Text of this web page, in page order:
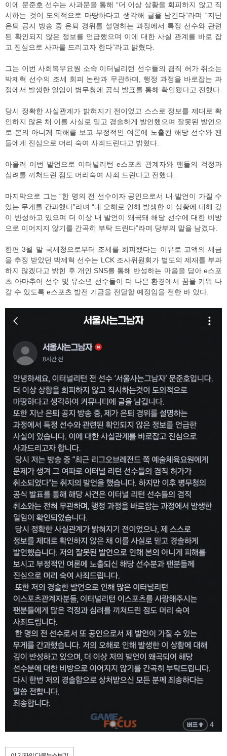
이에 문준호 선수는 사과문을 통해 “더 이상 상황을 회피하지 않고 직
시하는 것이 도의적으로 마땅하다고 생각해 글을 남긴다”라며 “지난
은퇴 공지 방송 중 은퇴 경위를 설명하는 과정에서 특정 선수와 관련
된 확인되지 않은 정보를 언급했으며 이에 대한 사실 관계를 바로 잡
고 진심으로 사과를 드리고자 한다”라고 밝혔다.
그는 이번 사회복무요원 소속 이터널리턴 선수들의 겸직 허가 취소는
박제혁 선수의 조세 회피 논란과 무관하며, 행정 과정을 바로잡는 과
정에서 발생한 일임이 병무청에 공식 발표를 통해 확인됐다고 전했다.
당시 정확한 사실관계가 밝혀지기 전이었고 스스로 정보를 제대로 확
인하지 않은 채 이를 사실로 믿고 경솔하게 발언했으며 잘못된 발언으
로 본의 아니게 피해를 보고 부정적인 여론에 노출된 해당 선수와 팬
들에게 진심으로 머리 숙여 사죄드린다고 밝혔다.
아울러 이번 발언으로 이터널리턴 e스포츠 관계자와 팬들의 걱정과
심려를 끼쳐드린 점도 머리숙여 사죄 드린다고 전했다.
마지막으로 그는 “한 명의 전 선수이자 공인으로서 내 발언이 가질 수
있는 무게를 간과했다”라며 “내 오해로 인해 발생한 이 상황에 대해 깊
이 반성하고 있으며 더 이상 내 발언이 왜곡돼 해당 선수에 대한 비방
으로 이어지지 않기를 간곡히 부탁 드린다”라며 당부의 말을 남겼다.
한편 3월 말 국세청으로부터 조세를 회피했다는 이유로 고액의 세금
을 추징 받았던 박제혁 선수는 LCK 조사위원회가 별도의 제재를 부과
하지 않겠다고 밝힌 후 개인 SNS를 통해 반성하는 마음을 담아 e스포
츠 아마추어 선수 및 유소년 선수들이 더 나은 환경에서 꿈을 키워 나
갈 수 있도록 e스포츠 발전 기금을 전달할 예정임을 전한 바 있다.